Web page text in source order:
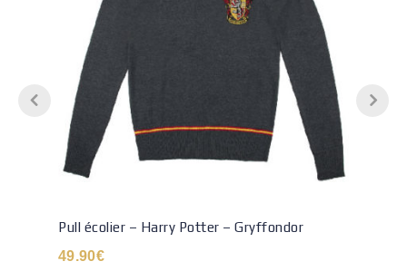
Pull écolier – Harry Potter – Gryffondor
49.90€